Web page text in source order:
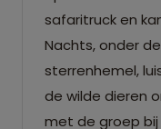
safaritruck en
Nachts, onder
sterrenhemel,
de wilde dieren
met de groep bij